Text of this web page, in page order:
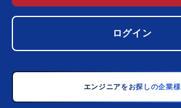
ログイン
エンジニアをお探しの企業様